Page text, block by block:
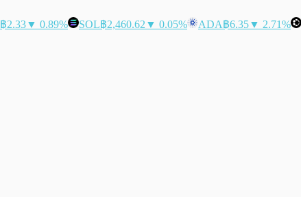
฿2.33▼ 0.89% SOL฿2,460.62 ▼ 0.05% ADA฿6.35▼ 2.71%